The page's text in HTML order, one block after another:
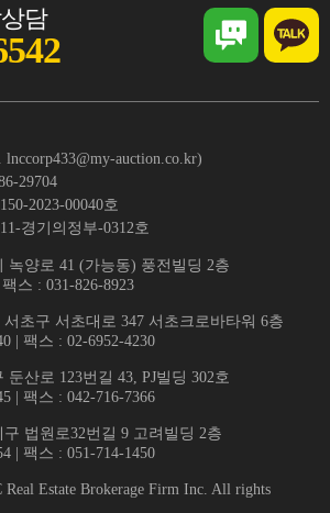
담
auction.co.kr)
29704
2023-00040호
경기의정부-0312호
양로 41 (가능동) 풍전빌딩 2층
스 : 031-826-8923
초구 서초대로 347 서초크로바타워 6층
| 팩스 : 02-6952-4230
산로 123번길 43, PJ빌딩 302호
| 팩스 : 042-716-7366
법원로32번길 9 고려빌딩 2층
| 팩스 : 051-714-1450
Estate Brokerage Firm Inc. All rights